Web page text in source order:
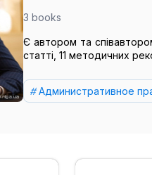
3 books
Є автором та
статті, 11 методичних
Административное